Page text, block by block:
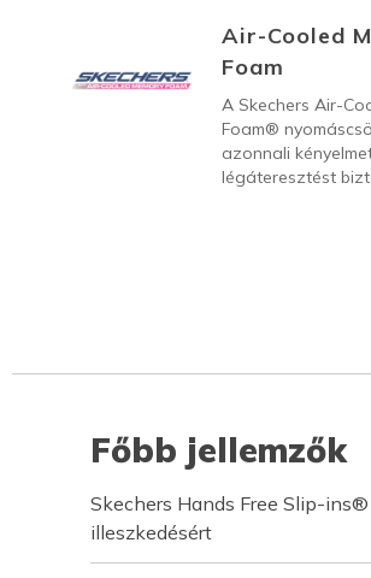
Air-Cooled
Foam
A Skechers Air-
Foam®
azonnali
légáteresztést
Főbb jellemzők
Skechers Hands Free Slip-
illeszkedésért